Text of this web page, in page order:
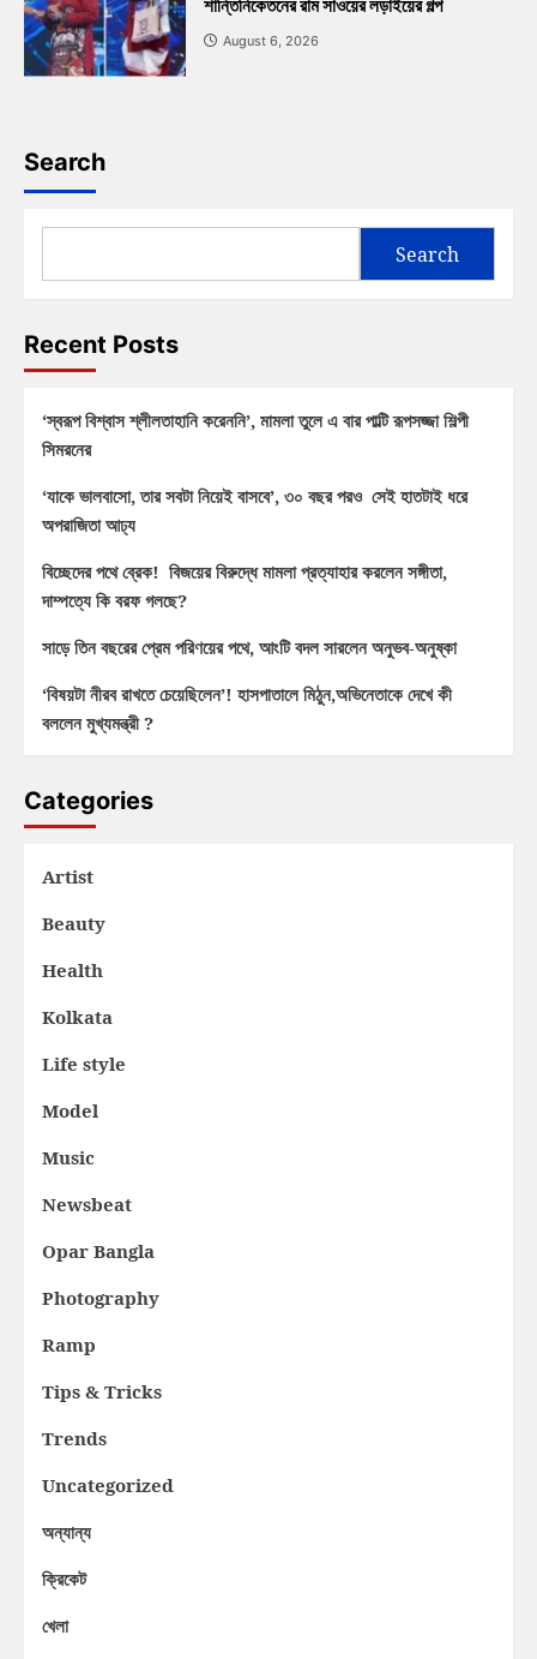
শান্তিনিকেতনের রাম সাওয়ের লড়াইয়ের গল্প
August 6, 2026
Search
Search
Recent Posts
‘স্বরূপ বিশ্বাস শ্লীলতাহানি করেননি’, মামলা তুলে এ বার পাল্টি রূপসজ্জা শিল্পী
সিমরনের
‘যাকে ভালবাসো, তার সবটা নিয়েই বাসবে’, ৩০ বছর পরও সেই হাতটাই ধরে
অপরাজিতা আঢ্য
বিচ্ছেদের পথে ব্রেক! বিজয়ের বিরুদ্ধে মামলা প্রত্যাহার করলেন সঙ্গীতা,
দাম্পত্যে কি বরফ গলছে?
সাড়ে তিন বছরের প্রেম পরিণয়ের পথে, আংটি বদল সারলেন অনুভব-অনুষ্কা
‘বিষয়টা নীরব রাখতে চেয়েছিলেন’! হাসপাতালে মিঠুন,অভিনেতাকে দেখে কী
বললেন মুখ্যমন্ত্রী ?
Categories
Artist
Beauty
Health
Kolkata
Life style
Model
Music
Newsbeat
Opar Bangla
Photography
Ramp
Tips & Tricks
Trends
Uncategorized
অন্যান্য
ক্রিকেট
খেলা